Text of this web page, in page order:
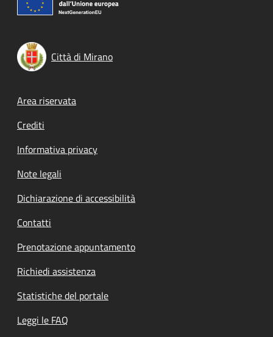
Città di Mirano
Footer menu
Area riservata
Crediti
Informativa privacy
Note legali
Dichiarazione di accessibilità
Contatti
Prenotazione appuntamento
Richiedi assistenza
Statistiche del portale
Leggi le FAQ